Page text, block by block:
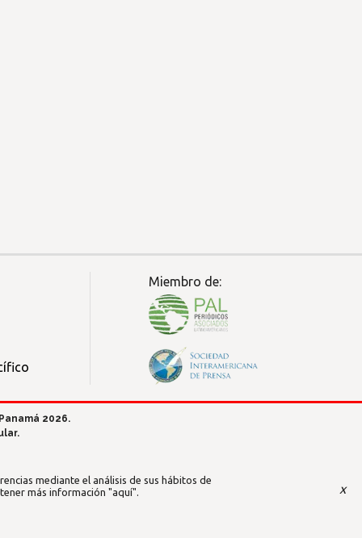
Miembro de:
2026.
mediante el análisis de sus hábitos de
más información "aquí". x